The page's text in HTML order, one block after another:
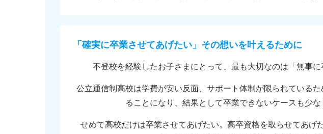
「確実に卒業させてあげたい」その想いを叶えるために
不登校を経験したお子さまにとって、最も大切なのは「無事に
公立通信制高校は学費が安い反面、サポート体制が限られている
ることになり、結果として卒業できないケースも少な
せめて高校だけは卒業させてあげたい。高卒資格を取らせてあげ